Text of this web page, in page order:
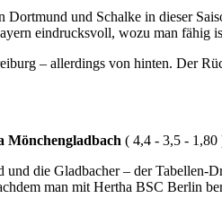
und Schalke in dieser
eindrucksvoll, wozu man fähig
– allerdings von hinten. Der
Mönchengladbach ( 4,4 - 3,5 - 1,80
die Gladbacher – der
man mit Hertha BSC Berlin